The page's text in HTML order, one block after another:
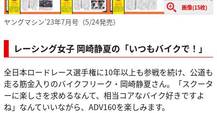
画像(15枚)
ヤングマシン’23年7月号（5/24発売）
レーシング女子 岡崎静夏の「いつもバイクで！」
全日本ロードレース選手権に10年以上も参戦を続け、公道も
走る筋金入りのバイクフリーク・岡崎静夏さん。「スクータ
ーに楽しさを求めるなんて、相当コアなバイク好きですよ
ね」なんていいながら、ADV160を楽しみます。